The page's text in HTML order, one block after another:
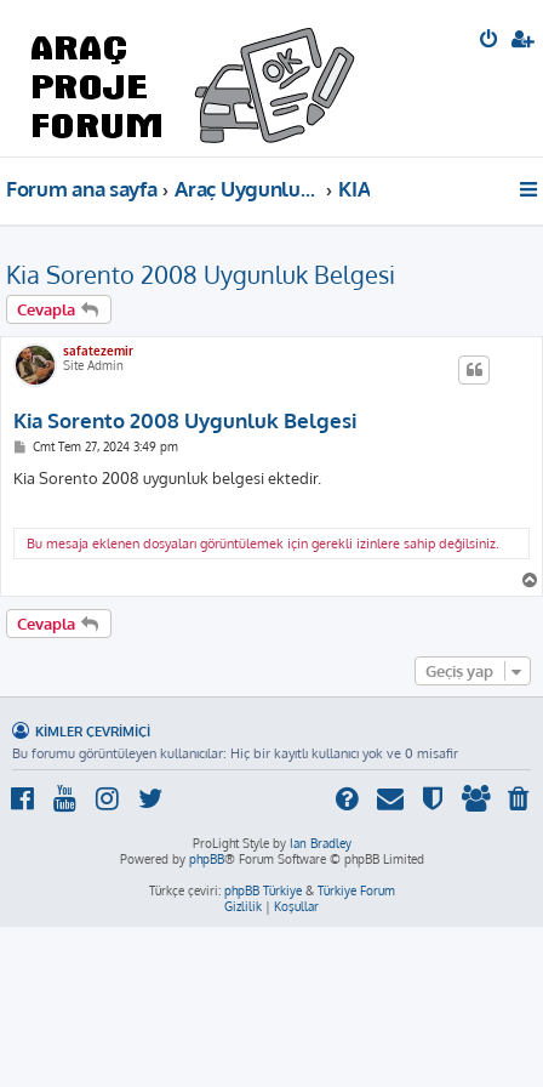
Forum ana sayfa Araç Uygunluk Belgeleri KIA
Kia Sorento 2008 Uygunluk Belgesi
Cevapla
safatezemir
Site Admin
Kia Sorento 2008 Uygunluk Belgesi
M
s
a
Cmt Tem 27, 2024 3:49 pm
Kia Sorento 2008 uygunluk belgesi ektedir.
Bu mesaja eklenen dosyaları görüntülemek için gerekli izinlere sahip değilsiniz.
Cevapla
Geçiş yap
KIMLER ÇEVRIMIÇI
Bu forumu görüntüleyen kullanıcılar: Hiç bir kayıtlı kullanıcı yok ve 0 misafir
ProLight Style by Ian Bradley
Powered by phpBB® Forum Software © phpBB Limited
Türkçe çeviri: phpBB Türkiye& Türkiye Forum
Gizlilik | Koşullar